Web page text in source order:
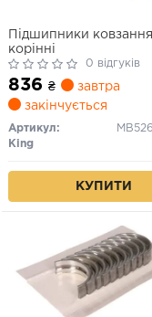
Підшипники ковзання
корінні
0 відгуків
836 ₴
завтра
закінчується
Артикул:
King
КУПИТИ